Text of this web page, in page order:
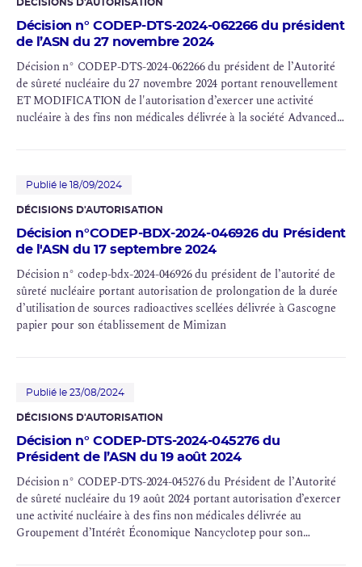
DÉCISIONS D'AUTORISATION
Décision n° CODEP-DTS-2024-062266 du président
de l’ASN du 27 novembre 2024
Décision n° CODEP-DTS-2024-062266 du président de l’Autorité
de sûreté nucléaire du 27 novembre 2024 portant renouvellement
ET MODIFICATION de l'autorisation d’exercer une activité
nucléaire à des fins non médicales délivrée à la société Advanced
Publié le 18/09/2024
DÉCISIONS D'AUTORISATION
Décision n°CODEP-BDX-2024-046926 du Président
de l'ASN du 17 septembre 2024
Décision n° codep-bdx-2024-046926 du président de l’autorité de
sûreté nucléaire portant autorisation de prolongation de la durée
d’utilisation de sources radioactives scellées délivrée à Gascogne
papier pour son établissement de Mimizan
Publié le 23/08/2024
DÉCISIONS D'AUTORISATION
Décision n° CODEP-DTS-2024-045276 du
Président de l’ASN du 19 août 2024
Décision n° CODEP-DTS-2024-045276 du Président de l’Autorité
de sûreté nucléaire du 19 août 2024 portant autorisation d’exercer
une activité nucléaire à des fins non médicales délivrée au
Groupement d’Intérêt Économique Nancyclotep pour son